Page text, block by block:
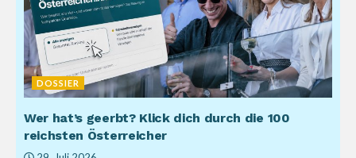
DOSSIER
Wer hat’s geerbt? Klick dich durch die 100
reichsten Österreicher